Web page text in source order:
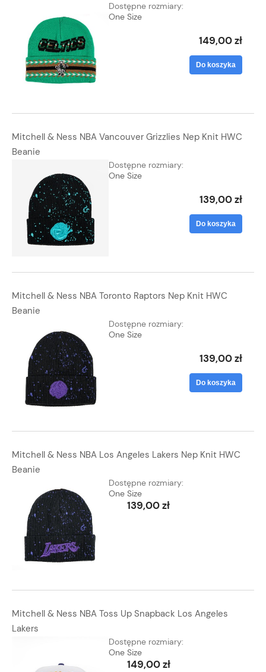
Dostępne rozmiary:
One Size
149,00 zł
Do koszyka
Mitchell & Ness NBA Vancouver Grizzlies Nep Knit HWC
Beanie
Dostępne rozmiary:
One Size
139,00 zł
Do koszyka
Mitchell & Ness NBA Toronto Raptors Nep Knit HWC
Beanie
Dostępne rozmiary:
One Size
139,00 zł
Do koszyka
Mitchell & Ness NBA Los Angeles Lakers Nep Knit HWC
Beanie
Dostępne rozmiary:
One Size
139,00 zł
Mitchell & Ness NBA Toss Up Snapback Los Angeles
Lakers
Dostępne rozmiary:
One Size
149,00 zł